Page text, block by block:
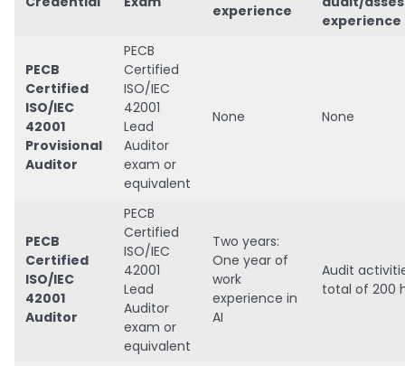
experience
experience
PECB
Certified
ISO/IEC
42001
Provisional
Auditor
PECB
Certified
ISO/IEC
42001
Lead
Auditor
exam or
equivalent
None None
PECB
Certified
ISO/IEC
42001
Auditor
PECB
Certified
ISO/IEC
42001
Lead
Auditor
exam or
equivalent
Two years:
One year of
work
experience in
AI
Audit
total of 200